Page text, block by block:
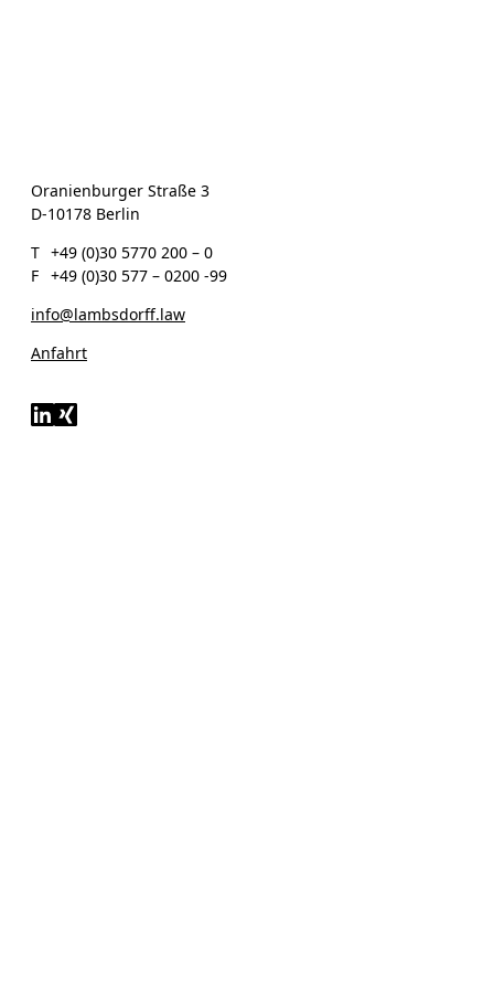
Oranienburger Straße 3
D-10178 Berlin
T +49 (0)30 5770 200 – 0
F +49 (0)30 577 – 0200 -99
info@lambsdorff.law
Anfahrt